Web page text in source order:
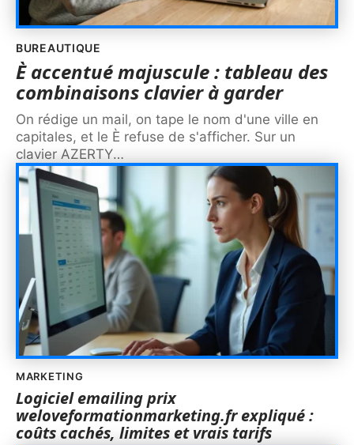
BUREAUTIQUE
È accentué majuscule : tableau des
combinaisons clavier à garder
On rédige un mail, on tape le nom d'une ville en
capitales, et le È refuse de s'afficher. Sur un
clavier AZERTY…
MARKETING
Logiciel emailing prix
weloveformationmarketing.fr expliqué :
coûts cachés, limites et vrais tarifs